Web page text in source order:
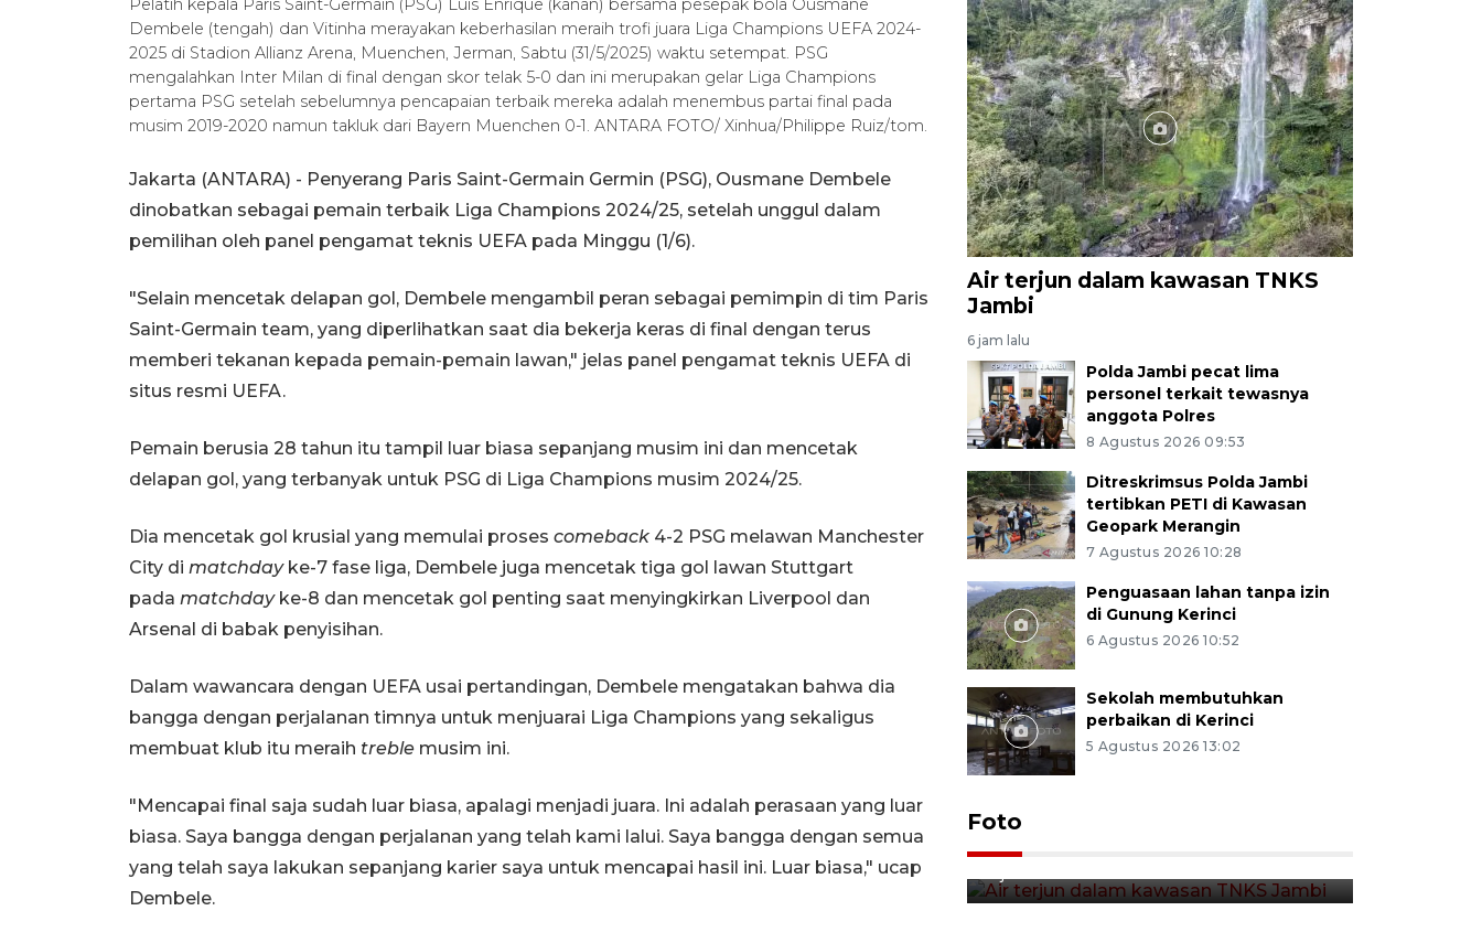
Pelatih kepala Paris Saint-Germain (PSG) Luis Enrique (kanan) bersama pesepak bola Ousmane
Dembele (tengah) dan Vitinha merayakan keberhasilan meraih trofi juara Liga Champions UEFA 2024-
2025 di Stadion Allianz Arena, Muenchen, Jerman, Sabtu (31/5/2025) waktu setempat. PSG
mengalahkan Inter Milan di final dengan skor telak 5-0 dan ini merupakan gelar Liga Champions
pertama PSG setelah sebelumnya pencapaian terbaik mereka adalah menembus partai final pada
musim 2019-2020 namun takluk dari Bayern Muenchen 0-1. ANTARA FOTO/ Xinhua/Philippe Ruiz/tom.
Jakarta (ANTARA) - Penyerang Paris Saint-Germain Germin (PSG), Ousmane Dembele
dinobatkan sebagai pemain terbaik Liga Champions 2024/25, setelah unggul dalam
pemilihan oleh panel pengamat teknis UEFA pada Minggu (1/6).
"Selain mencetak delapan gol, Dembele mengambil peran sebagai pemimpin di tim Paris
Saint-Germain team, yang diperlihatkan saat dia bekerja keras di final dengan terus
memberi tekanan kepada pemain-pemain lawan," jelas panel pengamat teknis UEFA di
situs resmi UEFA.
Pemain berusia 28 tahun itu tampil luar biasa sepanjang musim ini dan mencetak
delapan gol, yang terbanyak untuk PSG di Liga Champions musim 2024/25.
Dia mencetak gol krusial yang memulai proses comeback 4-2 PSG melawan Manchester
City di matchdayke-7 fase liga, Dembele juga mencetak tiga gol lawan Stuttgart
pada matchday ke-8 dan mencetak gol penting saat menyingkirkan Liverpool dan
Arsenal di babak penyisihan.
Dalam wawancara dengan UEFA usai pertandingan, Dembele mengatakan bahwa dia
bangga dengan perjalanan timnya untuk menjuarai Liga Champions yang sekaligus
membuat klub itu meraih treble musim ini.
"Mencapai final saja sudah luar biasa, apalagi menjadi juara. Ini adalah perasaan yang luar
biasa. Saya bangga dengan perjalanan yang telah kami lalui. Saya bangga dengan semua
yang telah saya lakukan sepanjang karier saya untuk mencapai hasil ini. Luar biasa," ucap
Dembele.
Air terjun dalam kawasan TNKS
Jambi
6 jam lalu
Polda Jambi pecat lima
personel terkait tewasnya
anggota Polres
8 Agustus 2026 09:53
Ditreskrimsus Polda Jambi
tertibkan PETI di Kawasan
Geopark Merangin
7 Agustus 2026 10:28
Penguasaan lahan tanpa izin
di Gunung Kerinci
6 Agustus 2026 10:52
Sekolah membutuhkan
perbaikan di Kerinci
5 Agustus 2026 13:02
Foto
Air terjun dalam kawasan
TNKS Jambi